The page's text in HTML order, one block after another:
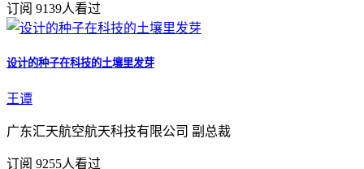
订阅 9139人看过
设计的种子在科技的土壤里发芽
王谭
广东汇天航空航天科技有限公司 副总裁
订阅 9255人看过